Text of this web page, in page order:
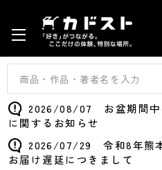
2026/08/07 お盆期間中
に関するお知らせ
2026/07/29 令和8年熊
お届け遅延につきまして